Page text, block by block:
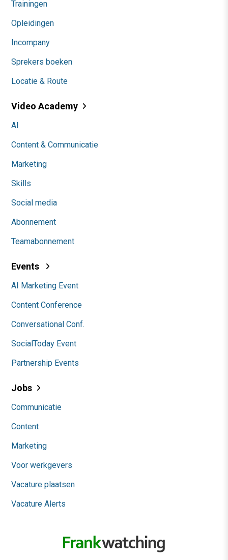
Trainingen
Opleidingen
Incompany
Sprekers boeken
Locatie & Route
Video Academy
AI
Content & Communicatie
Marketing
Skills
Social media
Abonnement
Teamabonnement
Events
AI Marketing Event
Content Conference
Conversational Conf.
SocialToday Event
Partnership Events
Jobs
Communicatie
Content
Marketing
Voor werkgevers
Vacature plaatsen
Vacature Alerts